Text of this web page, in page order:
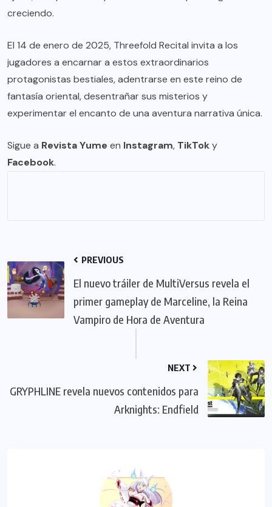
creciendo.
El 14 de enero de 2025, Threefold Recital invita a los
jugadores a encarnar a estos extraordinarios
protagonistas bestiales, adentrarse en este reino de
fantasía oriental, desentrañar sus misterios y
experimentar el encanto de una aventura narrativa única.
Sigue a Revista Yume en Instagram, TikToky
Facebook.
PREVIOUS
El nuevo tráiler de MultiVersus revela el
primer gameplay de Marceline, la Reina
Vampiro de Hora de Aventura
NEXT
GRYPHLINE revela nuevos contenidos para
Arknights: Endfield